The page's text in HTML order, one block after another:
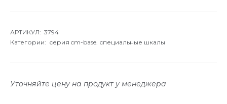
АРТИКУЛ: 3794
Категории: серия cm-base. специальные шкалы
Уточняйте цену на продукт у менеджера